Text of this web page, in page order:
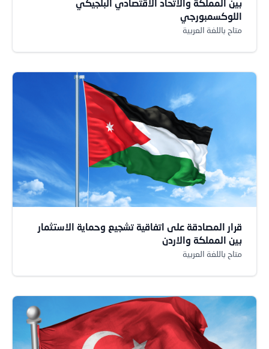
بين المملكة والاتحاد الاقتصادي البلجيكي
اللوكسمبورجي
متاح باللغة العربية
قرار المصادقة على اتفاقية تشجيع وحماية الاستثمار
بين المملكة والاردن
متاح باللغة العربية